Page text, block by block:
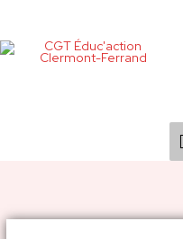
contenu